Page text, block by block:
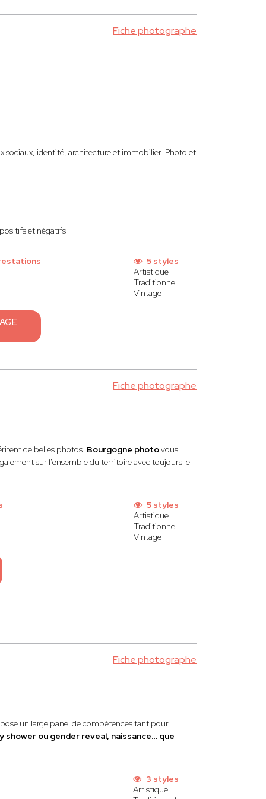
Fiche photographe
sociaux, identité, architecture et immobilier. Photo et
et négatifs
5 styles
Artistique
Traditionnel
Vintage
Fiche photographe
de belles photos. Bourgogne photovous
sur l'ensemble du territoire avec toujours le
5 styles
Artistique
Traditionnel
Vintage
Fiche photographe
un large panel de compétences tant pour
shower ou gender reveal, naissance… que
3 styles
Artistique